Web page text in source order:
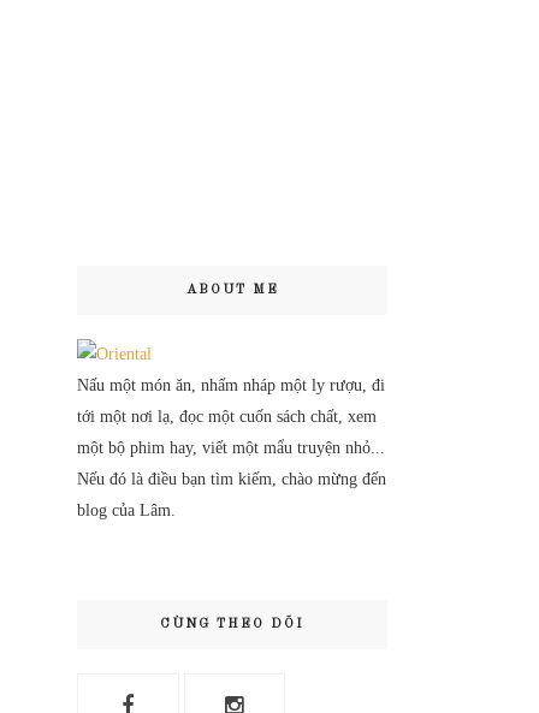
ABOUT ME
Nấu một món ăn, nhấm nháp một ly rượu, đi
tới một nơi lạ, đọc một cuốn sách chất, xem
một bộ phim hay, viết một mẩu truyện nhỏ...
Nếu đó là điều bạn tìm kiếm, chào mừng đến
blog của Lâm.
CÙNG THEO DÕI